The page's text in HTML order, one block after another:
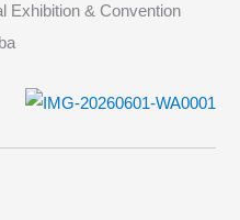
Exhibition & Convention